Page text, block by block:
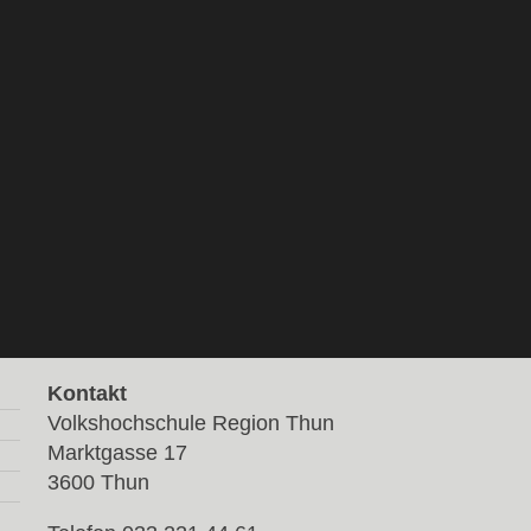
Kontakt
Volkshochschule Region Thun
Marktgasse 17
3600 Thun